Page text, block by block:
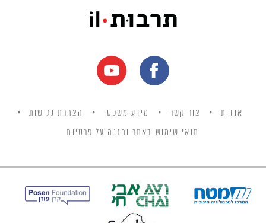
אודות צור קשר מידע משפטי הצהרת נגישות
תנאי שימוש באתר והגנה על פרטיות